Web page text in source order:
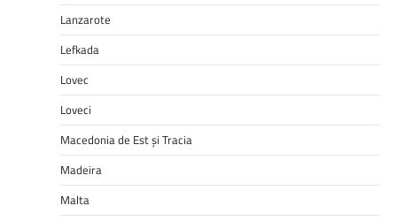
Lanzarote
Lefkada
Lovec
Loveci
Macedonia de Est și Tracia
Madeira
Malta